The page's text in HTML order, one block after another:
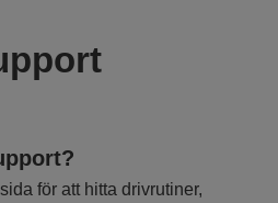
för att hitta drivrutiner,